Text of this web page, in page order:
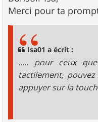
s
a
Merci pour ta
Isa01 a écrit :
..... pour ceux
tactilement,
appuyer sur la